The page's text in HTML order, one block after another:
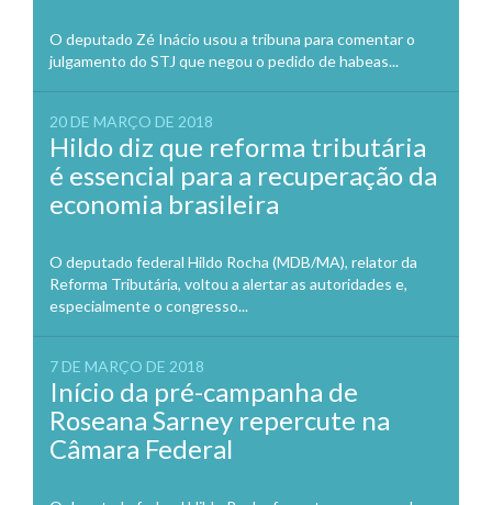
O deputado Zé Inácio usou a tribuna para comentar o
julgamento do STJ que negou o pedido de habeas...
20 DE MARÇO DE 2018
Hildo diz que reforma tributária
é essencial para a recuperação da
economia brasileira
O deputado federal Hildo Rocha (MDB/MA), relator da
Reforma Tributária, voltou a alertar as autoridades e,
especialmente o congresso...
7 DE MARÇO DE 2018
Início da pré-campanha de
Roseana Sarney repercute na
Câmara Federal